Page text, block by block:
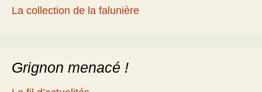
La collection de la falunière
Grignon menacé !